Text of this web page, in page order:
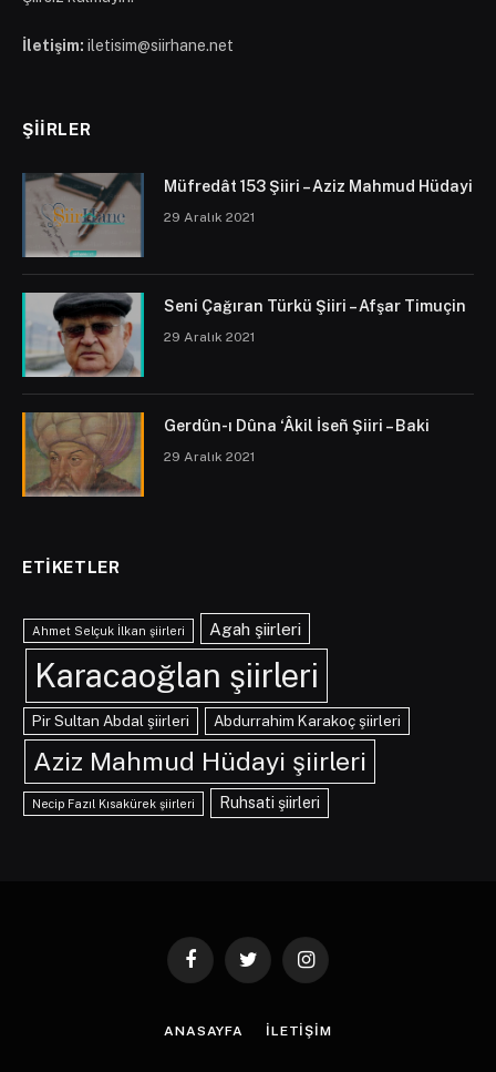
İletişim: iletisim@siirhane.net
ŞIIRLER
Müfredât 153 Şiiri – Aziz Mahmud Hüdayi
29 Aralık 2021
Seni Çağıran Türkü Şiiri – Afşar Timuçin
29 Aralık 2021
Gerdûn-ı Dûna ‘Âkil İseñ Şiiri – Baki
29 Aralık 2021
ETIKETLER
Ahmet Selçuk İlkan şiirleri Agah şiirleri
Karacaoğlan şiirleri
Pir Sultan Abdal şiirleri Abdurrahim Karakoç şiirleri
Aziz Mahmud Hüdayi şiirleri
Necip Fazıl Kısakürek şiirleri Ruhsati şiirleri
FacebookTwitter Instagram
ANASAYFA İLETIŞIM